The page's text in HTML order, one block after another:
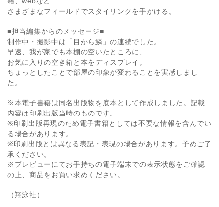
さまざまなフィールドでスタイリングを手がける。
■担当編集からのメッセージ■
制作中・撮影中は「目から鱗」の連続でした。
早速、我が家でも本棚の空いたところに、
お気に入りの空き箱と本をディスプレイ。
ちょっとしたことで部屋の印象が変わることを実感しまし
た。
※本電子書籍は同名出版物を底本として作成しました。記載
内容は印刷出版当時のものです。
※印刷出版再現のため電子書籍としては不要な情報を含んでい
る場合があります。
※印刷出版とは異なる表記・表現の場合があります。予めご了
承ください。
※プレビューにてお手持ちの電子端末での表示状態をご確認
の上、商品をお買い求めください。
（翔泳社）